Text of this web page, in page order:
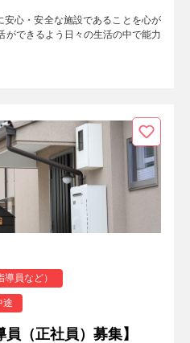
心・安全な施設であることを心が
ができるよう日々の生活の中で能力
員など）
途
（正社員）募集】